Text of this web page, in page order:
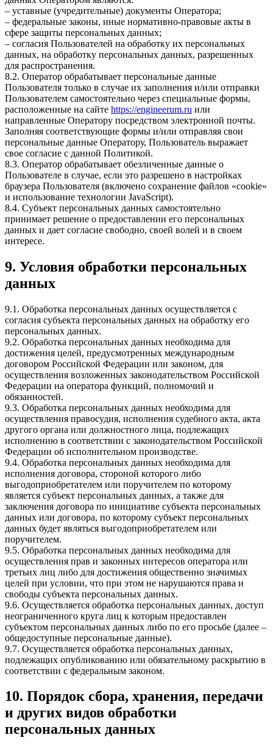
– уставные (учредительные) документы Оператора;
– федеральные законы, иные нормативно-правовые акты в
сфере защиты персональных данных;
– согласия Пользователей на обработку их персональных
данных, на обработку персональных данных, разрешенных
для распространения.
8.2. Оператор обрабатывает персональные данные
Пользователя только в случае их заполнения и/или отправки
Пользователем самостоятельно через специальные формы,
расположенные на сайте https://engineerum.ru или
направленные Оператору посредством электронной почты.
Заполняя соответствующие формы и/или отправляя свои
персональные данные Оператору, Пользователь выражает
свое согласие с данной Политикой.
8.3. Оператор обрабатывает обезличенные данные о
Пользователе в случае, если это разрешено в настройках
браузера Пользователя (включено сохранение файлов «cookie»
и использование технологии JavaScript).
8.4. Субъект персональных данных самостоятельно
принимает решение о предоставлении его персональных
данных и дает согласие свободно, своей волей и в своем
интересе.
9. Условия обработки персональных
данных
9.1. Обработка персональных данных осуществляется с
согласия субъекта персональных данных на обработку его
персональных данных.
9.2. Обработка персональных данных необходима для
достижения целей, предусмотренных международным
договором Российской Федерации или законом, для
осуществления возложенных законодательством Российской
Федерации на оператора функций, полномочий и
обязанностей.
9.3. Обработка персональных данных необходима для
осуществления правосудия, исполнения судебного акта, акта
другого органа или должностного лица, подлежащих
исполнению в соответствии с законодательством Российской
Федерации об исполнительном производстве.
9.4. Обработка персональных данных необходима для
исполнения договора, стороной которого либо
выгодоприобретателем или поручителем по которому
является субъект персональных данных, а также для
заключения договора по инициативе субъекта персональных
данных или договора, по которому субъект персональных
данных будет являться выгодоприобретателем или
поручителем.
9.5. Обработка персональных данных необходима для
осуществления прав и законных интересов оператора или
третьих лиц либо для достижения общественно значимых
целей при условии, что при этом не нарушаются права и
свободы субъекта персональных данных.
9.6. Осуществляется обработка персональных данных, доступ
неограниченного круга лиц к которым предоставлен
субъектом персональных данных либо по его просьбе (далее –
общедоступные персональные данные).
9.7. Осуществляется обработка персональных данных,
подлежащих опубликованию или обязательному раскрытию в
соответствии с федеральным законом.
10. Порядок сбора, хранения, передачи
и других видов обработки
персональных данных